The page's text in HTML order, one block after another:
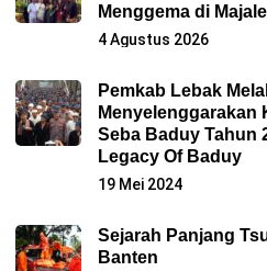
Menggema di
4 Agustus 2026
Pemkab Lebak
Menyelenggarakan
Seba Baduy Tahun
Legacy Of Baduy
19 Mei 2024
Sejarah Panjang
Banten